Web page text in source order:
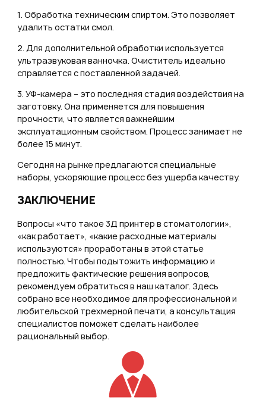
1. Обработка техническим спиртом. Это позволяет
удалить остатки смол.
2. Для дополнительной обработки используется
ультразвуковая ванночка. Очиститель идеально
справляется с поставленной задачей.
3. УФ-камера – это последняя стадия воздействия на
заготовку. Она применяется для повышения
прочности, что является важнейшим
эксплуатационным свойством. Процесс занимает не
более 15 минут.
Сегодня на рынке предлагаются специальные
наборы, ускоряющие процесс без ущерба качеству.
ЗАКЛЮЧЕНИЕ
Вопросы «что такое 3Д принтер в стоматологии»,
«как работает», «какие расходные материалы
используются» проработаны в этой статье
полностью. Чтобы подытожить информацию и
предложить фактические решения вопросов,
рекомендуем обратиться в наш каталог. Здесь
собрано все необходимое для профессиональной и
любительской трехмерной печати, а консультация
специалистов поможет сделать наиболее
рациональный выбор.